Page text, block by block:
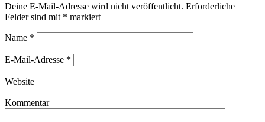
Deine E-Mail-Adresse wird nicht veröffentlicht. Erforderliche
Felder sind mit * markiert
Name *
E-Mail-Adresse *
Website
Kommentar